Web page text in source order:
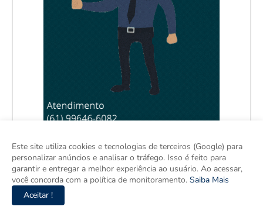
Este site utiliza cookies e tecnologias de terceiros (Google) para
personalizar anúncios e analisar o tráfego. Isso é feito para
garantir e entregar a melhor experiência ao usuário. Ao acessar,
você concorda com a política de monitoramento. Saiba Mais
Aceitar !